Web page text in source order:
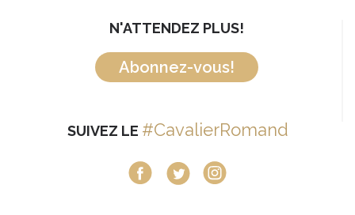
N'ATTENDEZ PLUS!
Abonnez-vous!
SUIVEZ LE #CavalierRomand